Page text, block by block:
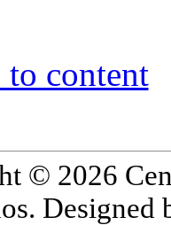
to content
© 2026
Designed